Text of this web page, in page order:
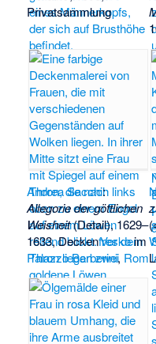
Privatsammlung
Andrea Sacchi:
Allegorie der göttlichen
Weisheit(Detail), 1629–
1633, Deckenfreskoim
Palazzo Barberini, Rom